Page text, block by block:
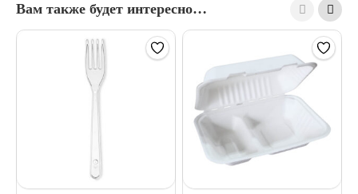
Вам также будет интересно…